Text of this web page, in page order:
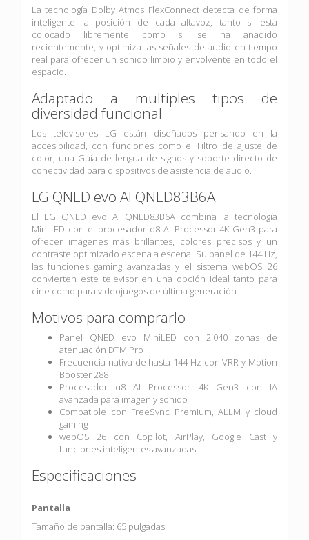
La tecnología Dolby Atmos FlexConnect detecta de forma
inteligente la posición de cada altavoz, tanto si está
colocado libremente como si se ha añadido
recientemente, y optimiza las señales de audio en tiempo
real para ofrecer un sonido limpio y envolvente en todo el
espacio.
Adaptado a multiples tipos de
diversidad funcional
Los televisores LG están diseñados pensando en la
accesibilidad, con funciones como el Filtro de ajuste de
color, una Guía de lengua de signos y soporte directo de
conectividad para dispositivos de asistencia de audio.
LG QNED evo AI QNED83B6A
El LG QNED evo AI QNED83B6A combina la tecnología
MiniLED con el procesador α8 AI Processor 4K Gen3 para
ofrecer imágenes más brillantes, colores precisos y un
contraste optimizado escena a escena. Su panel de 144 Hz,
las funciones gaming avanzadas y el sistema webOS 26
convierten este televisor en una opción ideal tanto para
cine como para videojuegos de última generación.
Motivos para comprarlo
Panel QNED evo MiniLED con 2.040 zonas de
atenuación DTM Pro
Frecuencia nativa de hasta 144 Hz con VRR y Motion
Booster 288
Procesador α8 AI Processor 4K Gen3 con IA
avanzada para imagen y sonido
Compatible con FreeSync Premium, ALLM y cloud
gaming
webOS 26 con Copilot, AirPlay, Google Cast y
funciones inteligentes avanzadas
Especificaciones
Pantalla
Tamaño de pantalla: 65 pulgadas